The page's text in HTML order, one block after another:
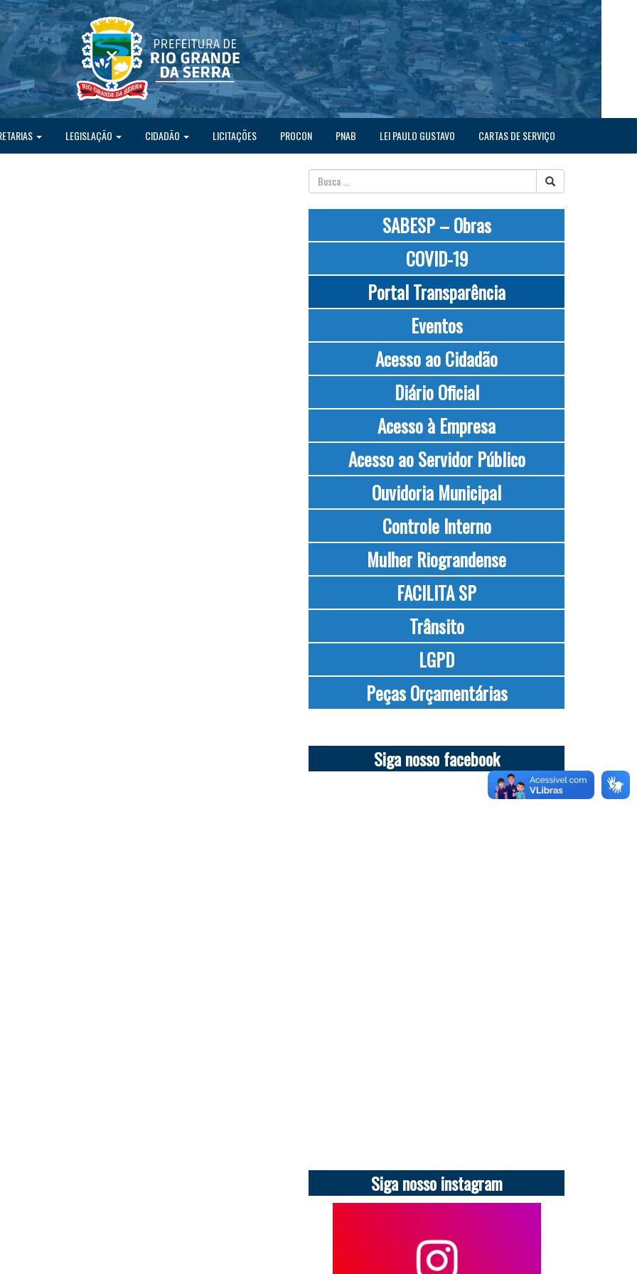
LEGISLAÇÃO CIDADÃO LICITAÇÕES PROCON PNAB LEI PAULO GUSTAVO CARTAS DE SERVIÇO
SABESP – Obras
COVID-19
Portal Transparência
Eventos
Acesso ao Cidadão
Diário Oficial
Acesso à Empresa
Acesso ao Servidor Público
Ouvidoria Municipal
Controle Interno
Mulher Riograndense
FACILITA SP
Trânsito
LGPD
Peças Orçamentárias
Siga nosso facebook
Siga nosso instagram